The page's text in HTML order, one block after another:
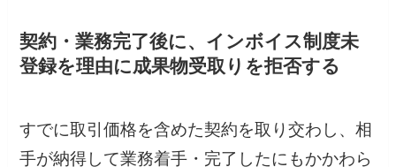
契約・業務完了後に、インボイス制度未
登録を理由に成果物受取りを拒否する
すでに取引価格を含めた契約を取り交わし、相
手が納得して業務着手・完了したにもかかわら